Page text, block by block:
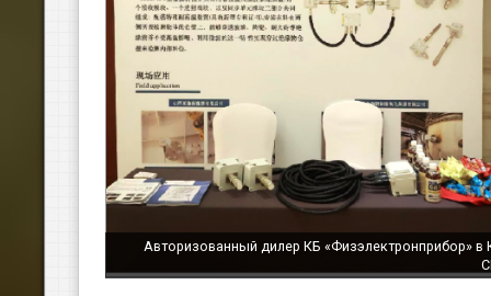
Авторизованный дилер КБ «Физэлектронприбор» в